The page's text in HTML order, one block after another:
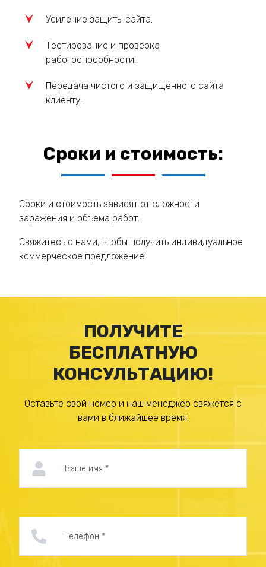
Усиление защиты сайта.
Тестирование и проверка
работоспособности.
Передача чистого и защищенного сайта
клиенту.
Сроки и стоимость:
Сроки и стоимость зависят от сложности
заражения и объема работ.
Свяжитесь с нами, чтобы получить индивидуальное
коммерческое предложение!
ПОЛУЧИТЕ
БЕСПЛАТНУЮ
КОНСУЛЬТАЦИЮ!
Оставьте свой номер и наш менеджер свяжется с
вами в ближайшее время.